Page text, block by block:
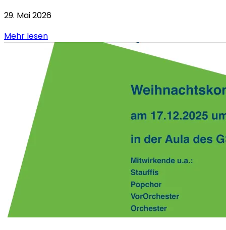
29. Mai 2026
Mehr lesen